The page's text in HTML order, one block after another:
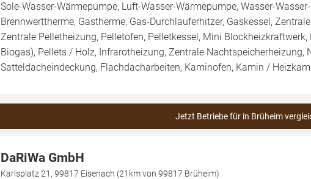
Sole-Wasser-Wärmepumpe, Luft-Wasser-Wärmepumpe, Wasser-
Brennwerttherme, Gastherme, Gas-Durchlauferhitzer, Gaskessel,
Zentrale Pelletheizung, Pelletofen, Pelletkessel, Mini
Biogas), Pellets / Holz, Infrarotheizung, Zentrale Nachtspeicherheizung,
Satteldacheindeckung, Flachdacharbeiten, Kaminofen, Kamin /
Jetzt Betriebe für in Brüheim
DaRiWa GmbH
Karlsplatz 21, 99817 Eisenach (21km von 99817 Brüheim)